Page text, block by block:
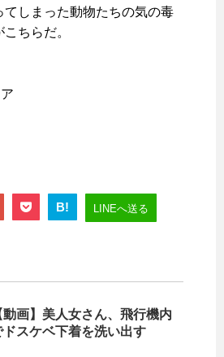
てしまった動物たちの気の毒
ちらだ。
B! LINEへ送る
動画】美人女さん、飛行機内
ドスケベ下着を洗い出す